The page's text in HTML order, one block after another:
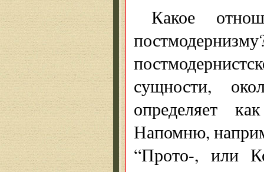
Какое
сущности,
определяет
Напомню,
“Прото-, или